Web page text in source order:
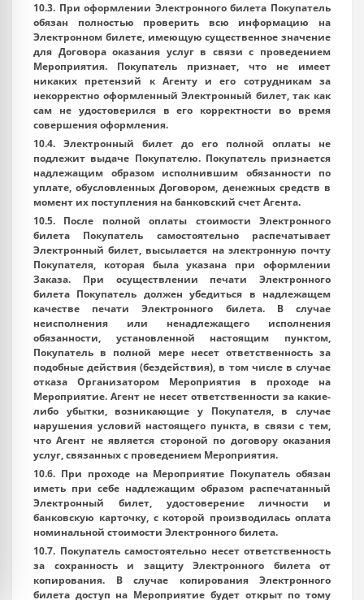
10.3. При оформлении Электронного билета Покупатель
обязан полностью проверить всю информацию на
Электронном билете, имеющую существенное значение
для Договора оказания услуг в связи с проведением
Мероприятия. Покупатель признает, что не имеет
никаких претензий к Агенту и его сотрудникам за
некорректно оформленный Электронный билет, так как
сам не удостоверился в его корректности во время
совершения оформления.
10.4. Электронный билет до его полной оплаты не
подлежит выдаче Покупателю. Покупатель признается
надлежащим образом исполнившим обязанности по
уплате, обусловленных Договором, денежных средств в
момент их поступления на банковский счет Агента.
10.5. После полной оплаты стоимости Электронного
билета Покупатель самостоятельно распечатывает
Электронный билет, высылается на электронную почту
Покупателя, которая была указана при оформлении
Заказа. При осуществлении печати Электронного
билета Покупатель должен убедиться в надлежащем
качестве печати Электронного билета. В случае
неисполнения или ненадлежащего исполнения
обязанности, установленной настоящим пунктом,
Покупатель в полной мере несет ответственность за
подобные действия (бездействия), в том числе в случае
отказа Организатором Мероприятия в проходе на
Мероприятие. Агент не несет ответственности за какие-
либо убытки, возникающие у Покупателя, в случае
нарушения условий настоящего пункта, в связи с тем,
что Агент не является стороной по договору оказания
услуг, связанных с проведением Мероприятия.
10.6. При проходе на Мероприятие Покупатель обязан
иметь при себе надлежащим образом распечатанный
Электронный билет, удостоверение личности и
банковскую карточку, с которой производилась оплата
номинальной стоимости Электронного билета.
10.7. Покупатель самостоятельно несет ответственность
за сохранность и защиту Электронного билета от
копирования. В случае копирования Электронного
билета доступ на Мероприятие будет открыт по тому